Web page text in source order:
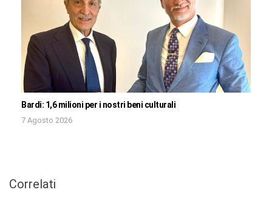
Bardi: 1,6 milioni per i nostri beni culturali
7 Agosto 2026
Correlati